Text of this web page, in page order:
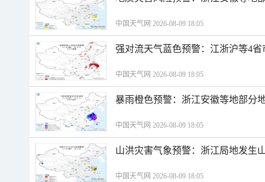
中国天气网 2026-08-09 18:05
强对流天气蓝色预警：江浙沪等4
中国天气网 2026-08-09 18:05
暴雨橙色预警：浙江安徽等地部分
中国天气网 2026-08-09 18:05
山洪灾害气象预警：浙江局地发生
中国天气网 2026-08-09 18:05